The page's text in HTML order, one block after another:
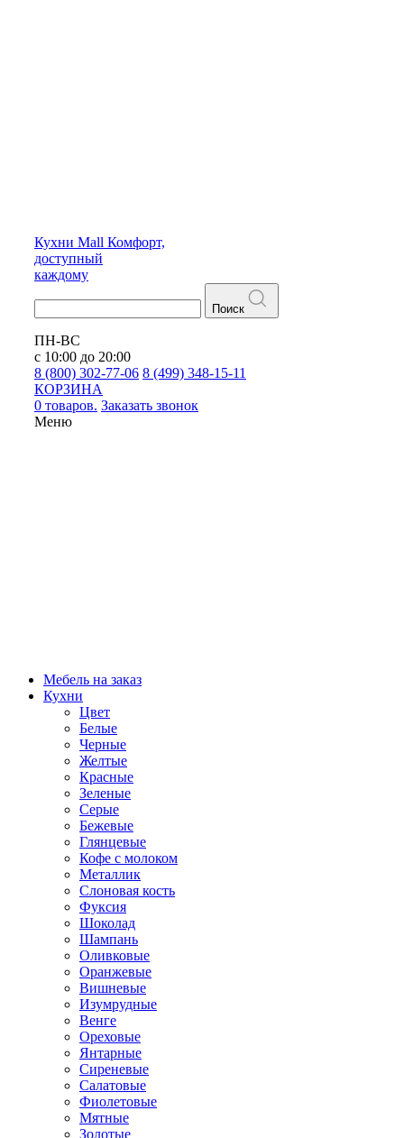
Кухни Mall Комфорт,
доступный
каждому
Поиск
ПН-ВС
с 10:00 до 20:00
8 (800) 302-77-06 8 (499) 348-15-11
КОРЗИНА
0 товаров. Заказать звонок
Меню
Мебель на заказ
Кухни
Цвет
Белые
Черные
Желтые
Красные
Зеленые
Серые
Бежевые
Глянцевые
Кофе с молоком
Металлик
Слоновая кость
Фуксия
Шоколад
Шампань
Оливковые
Оранжевые
Вишневые
Изумрудные
Венге
Ореховые
Янтарные
Сиреневые
Салатовые
Фиолетовые
Мятные
Золотые